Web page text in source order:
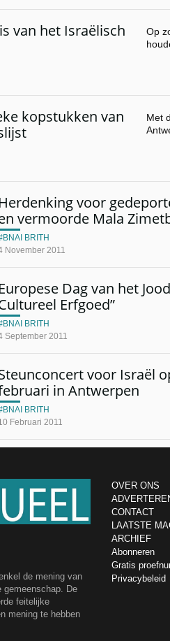
van het Israëlisch
Op
kopstukken van
Met
Herdenking voor
vermoorde Mala
November 2011
BNAI BRITH
Europese Dag van het
Erfgoed”
September 2011
BNAI BRITH
voor Israël
in Antwerpen
Februari 2011
BNAI BRITH
de mening van
gemeenschap. De
feitelijke
mening te hebben
OVER ONS
CONTACT
LAATSTE
ARCHIEF
Abonneren
Gratis
Privacybeleid